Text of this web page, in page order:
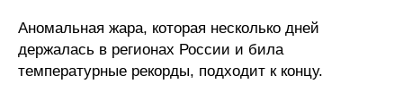
Аномальная жара, которая несколько дней
держалась в регионах России и била
температурные рекорды, подходит к концу.